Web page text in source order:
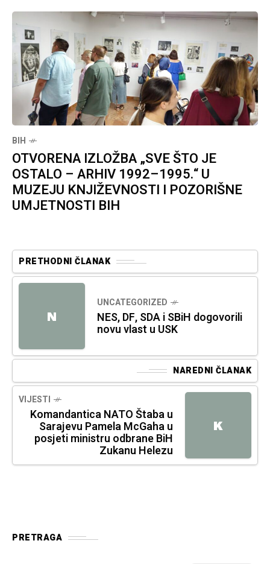
BIH
OTVORENA IZLOŽBA „SVE ŠTO JE
OSTALO – ARHIV 1992–1995.“ U
MUZEJU KNJIŽEVNOSTI I POZORIŠNE
UMJETNOSTI BIH
PRETHODNI ČLANAK
N
UNCATEGORIZED
NES, DF, SDA i SBiH dogovorili
novu vlast u USK
NAREDNI ČLANAK
K
VIJESTI
Komandantica NATO Štaba u
Sarajevu Pamela McGaha u
posjeti ministru odbrane BiH
Zukanu Helezu
PRETRAGA